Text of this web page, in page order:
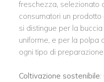
freschezza, selezionato
consumatori un
si distingue per la
uniforme, e per la polpa
ogni tipo di preparazione
Coltivazione sostenibile